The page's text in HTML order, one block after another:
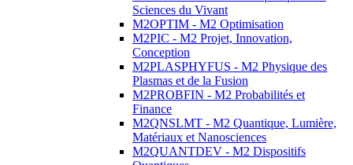
Sciences du Vivant
M2OPTIM - M2 Optimisation
M2PIC - M2 Projet, Innovation,
Conception
M2PLASPHYFUS - M2 Physique des
Plasmas et de la Fusion
M2PROBFIN - M2 Probabilités et
Finance
M2QNSLMT - M2 Quantique, Lumière,
Matériaux et Nanosciences
M2QUANTDEV - M2 Dispositifs